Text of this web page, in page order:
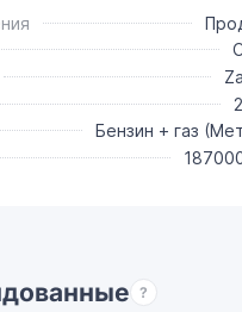
Бензин + газ
?